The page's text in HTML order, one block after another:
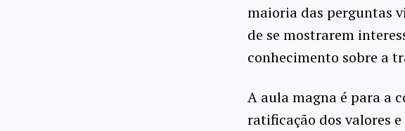
maioria das perguntas
de se mostrarem
conhecimento sobre a
A aula magna é para a
ratificação dos valores